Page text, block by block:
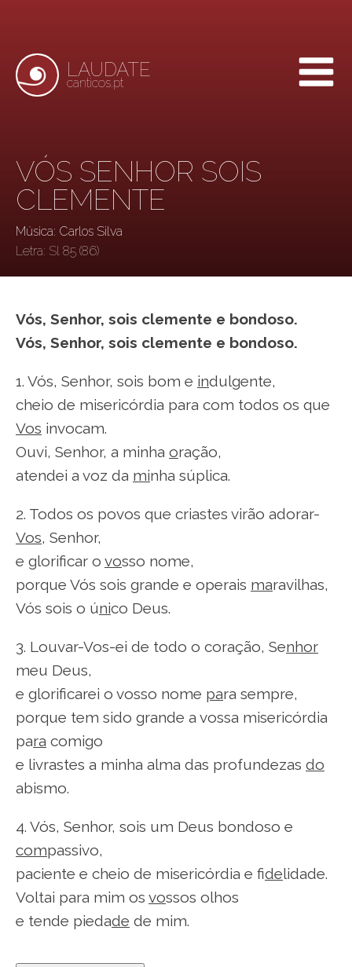
LAUDATE
canticos.pt
VÓS SENHOR SOIS
CLEMENTE
Música: Carlos Silva
Letra: Sl 85 (86)
Vós, Senhor, sois clemente e bondoso.
Vós, Senhor, sois clemente e bondoso.
1. Vós, Senhor, sois bom e indulgente,
cheio de misericórdia para com todos os que
Vos invocam.
Ouvi, Senhor, a minha oração,
atendei a voz da minha súplica.
2. Todos os povos que criastes virão adorar-
Vos, Senhor,
e glorificar o vosso nome,
porque Vós sois grande e operais maravilhas,
Vós sois o único Deus.
3. Louvar-Vos-ei de todo o coração, Senhor
meu Deus,
e glorificarei o vosso nome para sempre,
porque tem sido grande a vossa misericórdia
para comigo
e livrastes a minha alma das profundezas do
abismo.
4. Vós, Senhor, sois um Deus bondoso e
compassivo,
paciente e cheio de misericórdia e fidelidade.
Voltai para mim os vossos olhos
e tende piedade de mim.